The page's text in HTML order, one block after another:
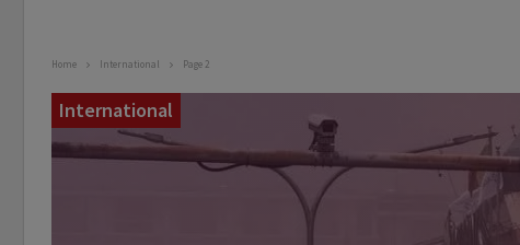
Home International Page 2
International